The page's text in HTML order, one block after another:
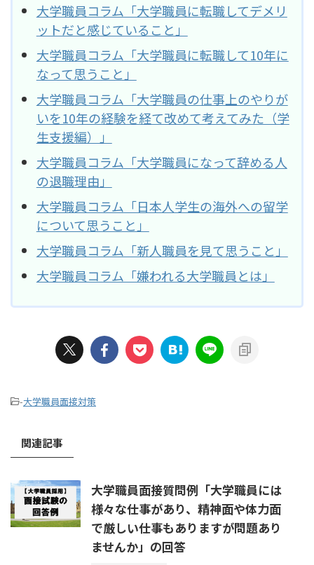
大学職員コラム「大学職員に転職してデメリ
ットだと感じていること」
大学職員コラム「大学職員に転職して10年に
なって思うこと」
大学職員コラム「大学職員の仕事上のやりが
いを10年の経験を経て改めて考えてみた（学
生支援編）」
大学職員コラム「大学職員になって辞める人
の退職理由」
大学職員コラム「日本人学生の海外への留学
について思うこと」
大学職員コラム「新人職員を見て思うこと」
大学職員コラム「嫌われる大学職員とは」
-大学職員面接対策
関連記事
大学職員面接質問例「大学職員には
様々な仕事があり、精神面や体力面
で厳しい仕事もありますが問題あり
ませんか」の回答